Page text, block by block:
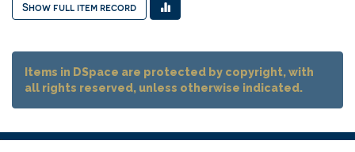
Show full item record
Items in DSpace are protected by copyright, with
all rights reserved, unless otherwise indicated.